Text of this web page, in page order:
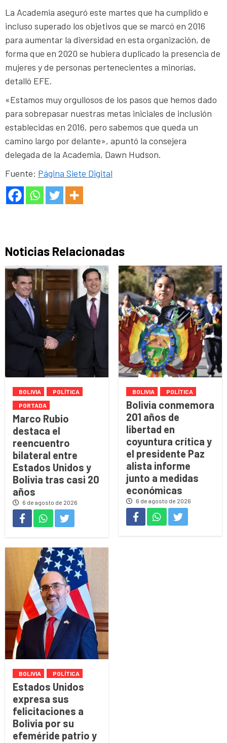
La Academia aseguró este martes que ha cumplido e
incluso superado los objetivos que se marcó en 2016
para aumentar la diversidad en esta organización, de
forma que en 2020 se hubiera duplicado la presencia de
mujeres y de personas pertenecientes a minorías,
detalló EFE.
«Estamos muy orgullosos de los pasos que hemos dado
para sobrepasar nuestras metas iniciales de inclusión
establecidas en 2016, pero sabemos que queda un
camino largo por delante», apuntó la consejera
delegada de la Academia, Dawn Hudson.
Fuente: Página Siete Digital
Noticias Relacionadas
BOLIVIA
POLÍTICA
PORTADA
Marco Rubio
destaca el
reencuentro
bilateral entre
Estados Unidos y
Bolivia tras casi 20
años
6 de agosto de 2026
BOLIVIA POLÍTICA
Bolivia conmemora
201 años de
libertad en
coyuntura crítica y
el presidente Paz
alista informe
junto a medidas
económicas
6 de agosto de 2026
BOLIVIA POLÍTICA
Estados Unidos
expresa sus
felicitaciones a
Bolivia por su
efeméride patrio y